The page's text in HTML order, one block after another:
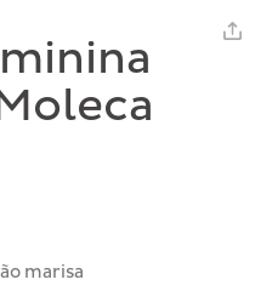
marisa